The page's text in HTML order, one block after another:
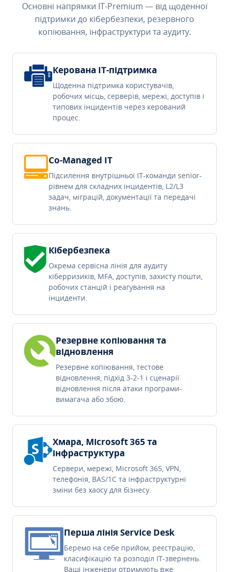
Основні напрямки IT-Premium — від щоденної
підтримки до кібербезпеки, резервного
копіювання, інфраструктури та аудиту.
Керована IT-підтримка
Щоденна підтримка користувачів,
робочих місць, серверів, мережі, доступів і
типових інцидентів через керований
процес.
Co-Managed IT
Підсилення внутрішньої IT-команди senior-
рівнем для складних інцидентів, L2/L3
задач, міграцій, документації та передачі
знань.
Кібербезпека
Окрема сервісна лінія для аудиту
кіберризиків, MFA, доступів, захисту пошти,
робочих станцій і реагування на
інциденти.
Резервне копіювання та
відновлення
Резервне копіювання, тестове
відновлення, підхід 3-2-1 і сценарії
відновлення після атаки програми-
вимагача або збою.
Хмара, Microsoft 365 та
інфраструктура
Сервери, мережі, Microsoft 365, VPN,
телефонія, BAS/1C та інфраструктурні
зміни без хаосу для бізнесу.
Перша лінія Service Desk
Беремо на себе прийом, реєстрацію,
класифікацію та розподіл IT-звернень.
Ваші інженери отримують вже